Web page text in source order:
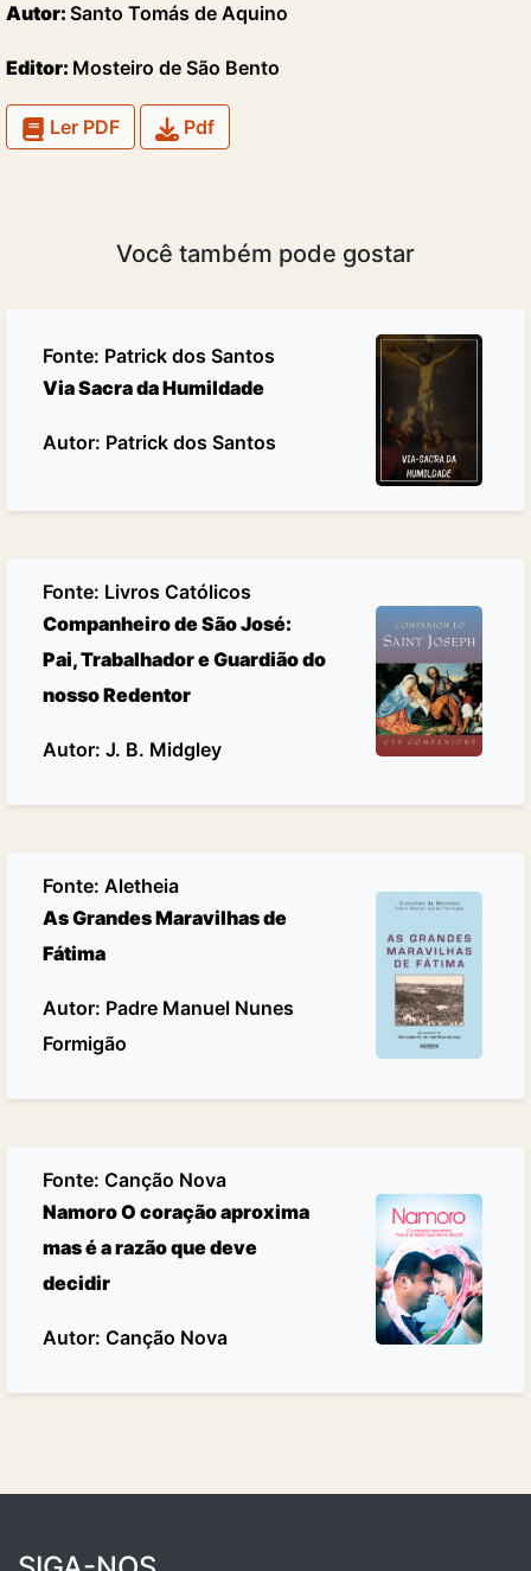
Autor: Santo Tomás de Aquino
Editor: Mosteiro de São Bento
Ler PDF Pdf
Você também pode gostar
Fonte: Patrick dos Santos
Via Sacra da Humildade
Autor: Patrick dos Santos
Fonte: Livros Católicos
Companheiro de São José:
Pai, Trabalhador e Guardião do
nosso Redentor
Autor: J. B. Midgley
Fonte: Aletheia
As Grandes Maravilhas de
Fátima
Autor: Padre Manuel Nunes
Formigão
Fonte: Canção Nova
Namoro O coração aproxima
mas é a razão que deve
decidir
Autor: Canção Nova